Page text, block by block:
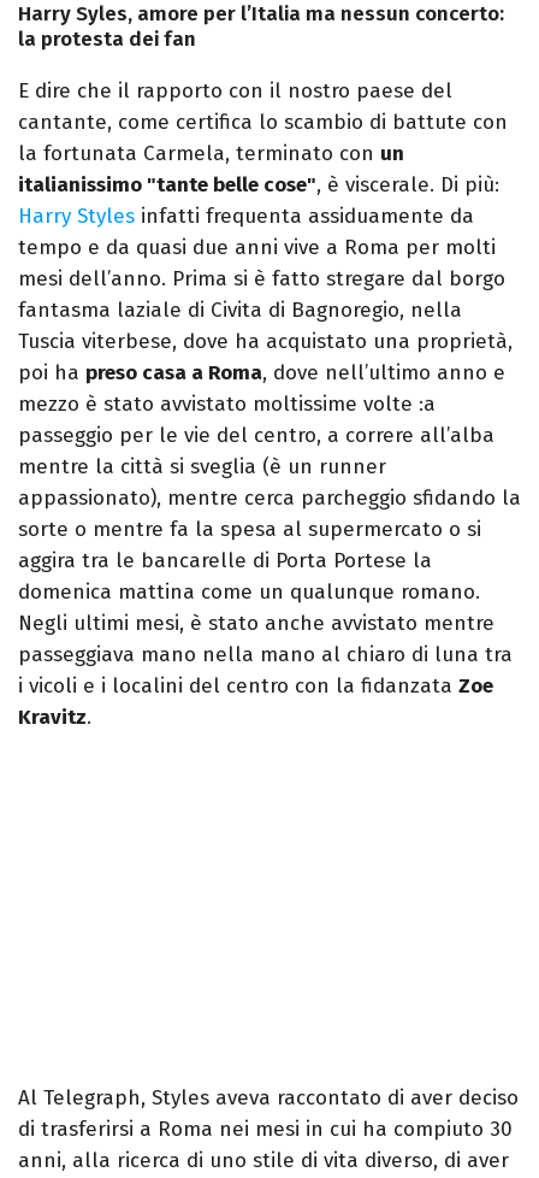
Harry Syles, amore per l’Italia ma nessun concerto:
la protesta dei fan
E dire che il rapporto con il nostro paese del
cantante, come certifica lo scambio di battute con
la fortunata Carmela, terminato con un
italianissimo "tante belle cose", è viscerale. Di più:
Harry Styles infatti frequenta assiduamente da
tempo e da quasi due anni vive a Roma per molti
mesi dell’anno. Prima si è fatto stregare dal borgo
fantasma laziale di Civita di Bagnoregio, nella
Tuscia viterbese, dove ha acquistato una proprietà,
poi ha preso casa a Roma, dove nell’ultimo anno e
mezzo è stato avvistato moltissime volte :a
passeggio per le vie del centro, a correre all’alba
mentre la città si sveglia (è un runner
appassionato), mentre cerca parcheggio sfidando la
sorte o mentre fa la spesa al supermercato o si
aggira tra le bancarelle di Porta Portese la
domenica mattina come un qualunque romano.
Negli ultimi mesi, è stato anche avvistato mentre
passeggiava mano nella mano al chiaro di luna tra
i vicoli e i localini del centro con la fidanzata Zoe
Kravitz.
Al Telegraph, Styles aveva raccontato di aver deciso
di trasferirsi a Roma nei mesi in cui ha compiuto 30
anni, alla ricerca di uno stile di vita diverso, di aver